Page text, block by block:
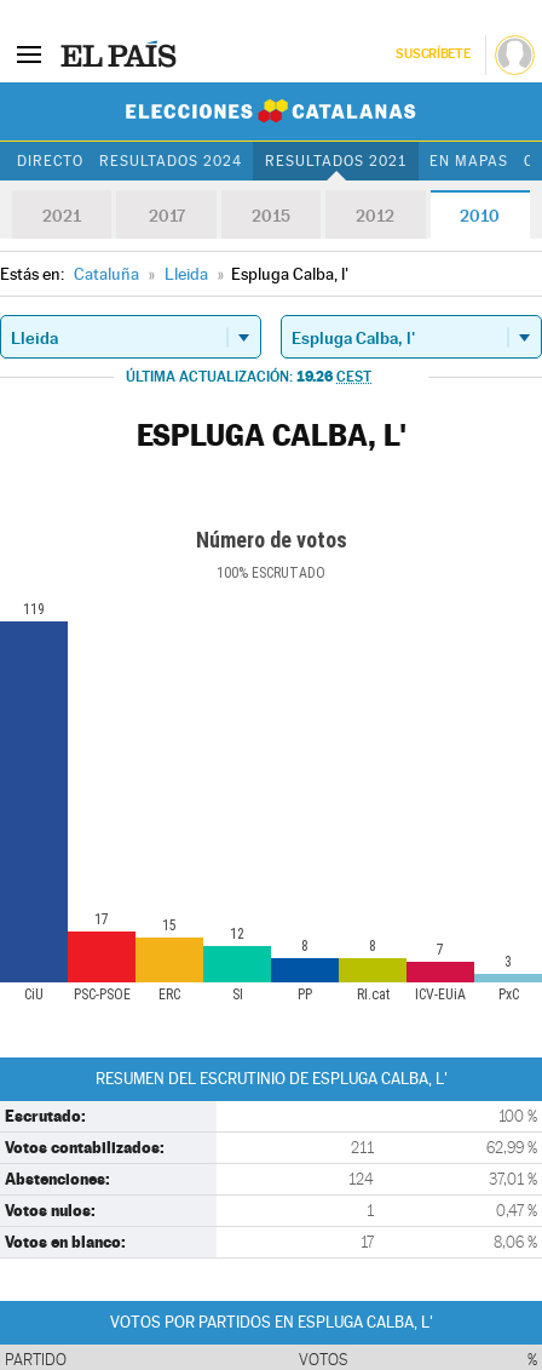
SUSCRÍBETE
DIRECTO RESULTADOS 2024 RESULTADOS 2021 EN MAPAS
2021 2017 2015 2012 2010
Estás en: Cataluña » Lleida » Espluga Calba, l'
ÚLTIMA ACTUALIZACIÓN: 19.26 CEST
ESPLUGA CALBA, L'
Número de votos
100% ESCRUTADO
CiU PSC-PSOE ERC SI PP RI.cat ICV-EUiA PxC
119
17 15 12
8 8 7
3
RESUMEN DEL ESCRUTINIO DE ESPLUGA CALBA, L'
Escrutado: 100 %
Votos contabilizados: 211 62,99 %
Abstenciones: 124 37,01 %
Votos nulos: 1 0,47 %
Votos en blanco: 17 8,06 %
VOTOS POR PARTIDOS EN ESPLUGA CALBA, L'
PARTIDO VOTOS %